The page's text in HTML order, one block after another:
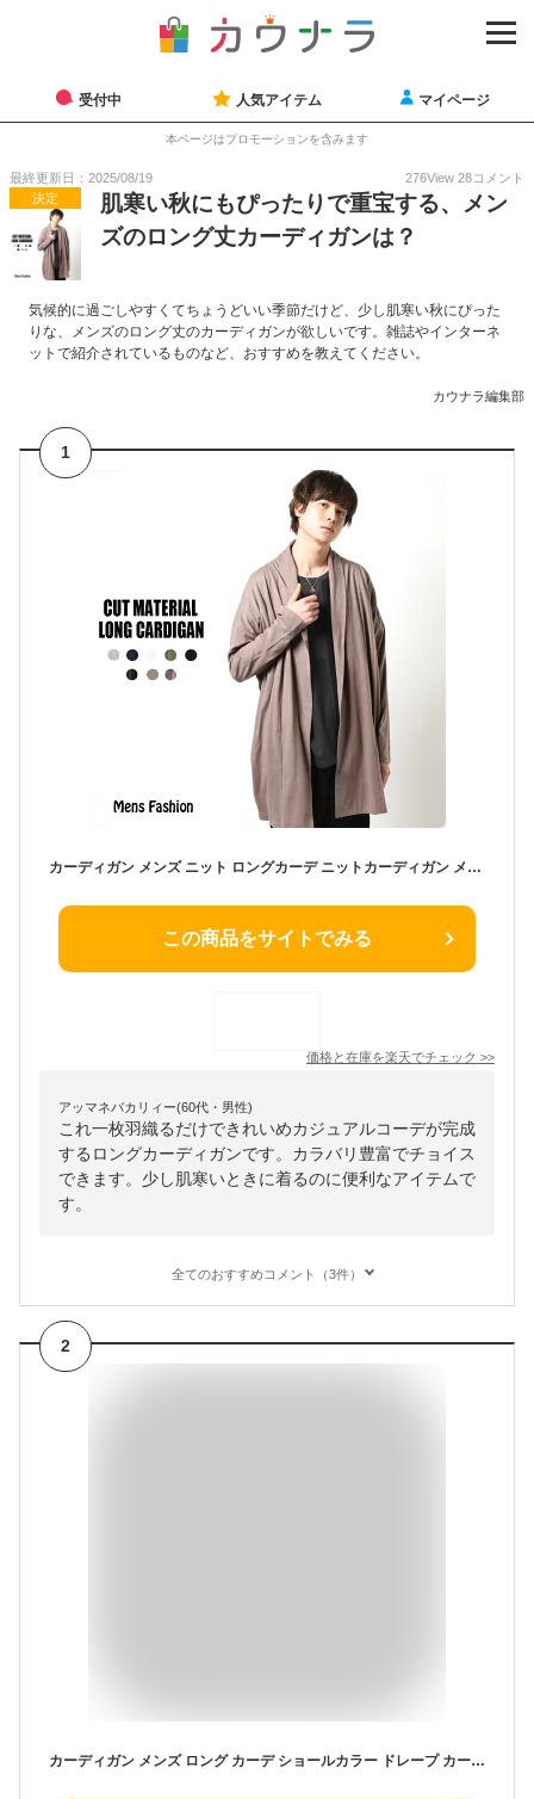
受付中 人気アイテム マイページ
本ページはプロモーションを含みます
最終更新日：2025/08/19 276View 28コメント
決定
肌寒い秋にもぴったりで重宝する、メン
ズのロング丈カーディガンは？
気候的に過ごしやすくてちょうどいい季節だけど、少し肌寒い秋にぴった
りな、メンズのロング丈のカーディガンが欲しいです。雑誌やインターネ
ットで紹介されているものなど、おすすめを教えてください。
カウナラ編集部
1
カーディガン メンズ ニット ロングカーデ ニットカーディガン メンズ ロング丈 薄手 メンズファッション トップス カーディガン ニット キレイめ きれいめ カジュアル キレカジ アメカジ Vネック 長袖 ロングニットカーディガン
この商品をサイトでみる
価格と在庫を楽天でチェック >>
アッマネバカリィー(60代・男性)
これ一枚羽織るだけできれいめカジュアルコーデが完成
するロングカーディガンです。カラバリ豊富でチョイス
できます。少し肌寒いときに着るのに便利なアイテムで
す。
全てのおすすめコメント（3件）
2
カーディガン メンズ ロング カーデ ショールカラー ドレープ カーディガン メンズ コーディガン メンズファッション トップス アウター カーディガン ロング丈 アウター ビッグシルエット